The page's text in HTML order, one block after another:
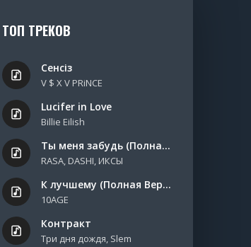
ТОП ТРЕКОВ
Сенсіз
V $ X V PRiNCE
Lucifer in Love
Billie Eilish
Ты меня забудь (Полная Версия)
RASA, DASHI, ИКСЫ
К лучшему (Полная Версия)
10AGE
Контракт
Три дня дождя, Slem